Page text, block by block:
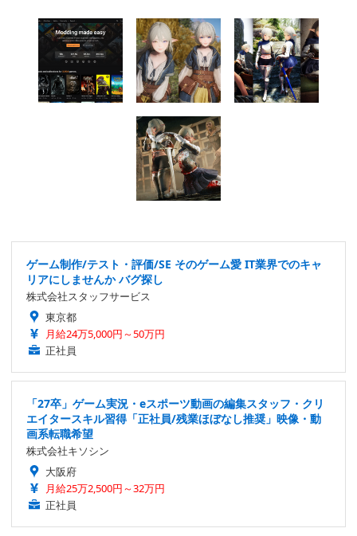
ゲーム制作/テスト・評価/SE そのゲーム愛 IT業界でのキャ
リアにしませんか バグ探し
株式会社スタッフサービス
東京都
月給24万5,000円～50万円
正社員
「27卒」ゲーム実況・eスポーツ動画の編集スタッフ・クリ
エイタースキル習得「正社員/残業ほぼなし推奨」映像・動
画系転職希望
株式会社キソシン
大阪府
月給25万2,500円～32万円
正社員